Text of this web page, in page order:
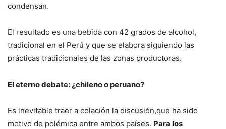
condensan.
El resultado es una bebida con 42 grados de alcohol,
tradicional en el Perú y que se elabora siguiendo las
prácticas tradicionales de las zonas productoras.
El eterno debate: ¿chileno o peruano?
Es inevitable traer a colación la discusión,que ha sido
motivo de polémica entre ambos países. Para los